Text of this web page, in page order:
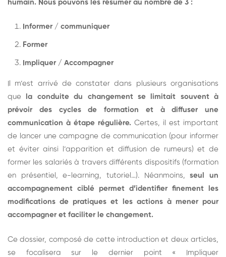
humain. Nous pouvons les résumer au nombre de 3 :
Informer / communiquer
Former
Impliquer / Accompagner
Il m’est arrivé de constater dans plusieurs organisations
que
la conduite du changement se limitait souvent à
prévoir des cycles de formation et à diffuser une
communication à étape régulière. Certes, il est important
de lancer une campagne de communication (pour informer
et éviter ainsi l’apparition et diffusion de rumeurs) et de
former les salariés à travers différents dispositifs (formation
en présentiel, e-learning, tutoriel…). Néanmoins,seul un
accompagnement ciblé permet d’identifier finement les
modifications de pratiques et les actions à mener pour
accompagner et faciliter le changement.
Ce dossier, composé de cette introduction et deux articles,
se focalisera sur le dernier point « Impliquer